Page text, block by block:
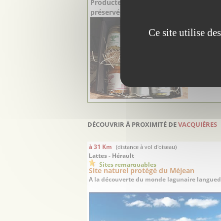
Producteurs Oléicole à Montoulieu
préservée le long de la faille des
et son
DÉCOUVRIR À PROXIMITÉ DEVACQUIÈRES
à 31 Km
(distance à vol d'oiseau)
Lattes - Hérault
Sites remarquables
Site naturel protégé du Méjean
A la découverte du monde lagunaire
Ce site utilise